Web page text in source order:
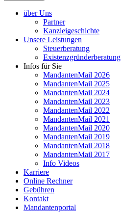
über Uns
Partner
Kanzleigeschichte
Unsere Leistungen
Steuerberatung
Existenzgründerberatung
Infos für Sie
MandantenMail 2026
MandantenMail 2025
MandantenMail 2024
MandantenMail 2023
MandantenMail 2022
MandantenMail 2021
MandantenMail 2020
MandantenMail 2019
MandantenMail 2018
MandantenMail 2017
Info Videos
Karriere
Online Rechner
Gebühren
Kontakt
Mandantenportal